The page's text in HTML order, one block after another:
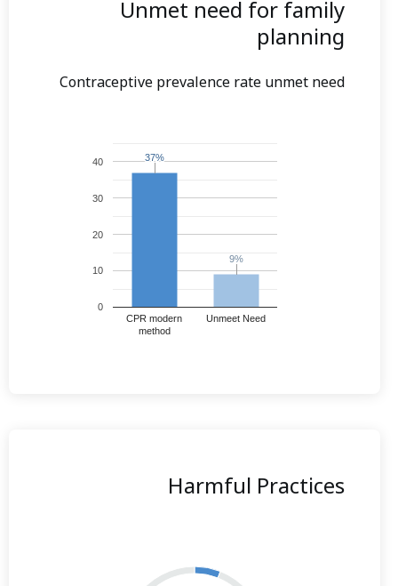
Unmet need for family
planning
Contraceptive prevalence rate unmet need
CPR modern
method
Unmeet Need
0
10
20
30
40 37%
37%
9%
9%
Harmful Practices